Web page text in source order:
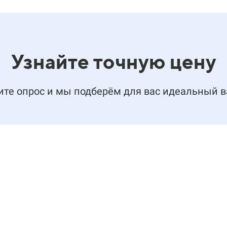
Узнайте точную цену
опрос и мы подберём для вас идеальный